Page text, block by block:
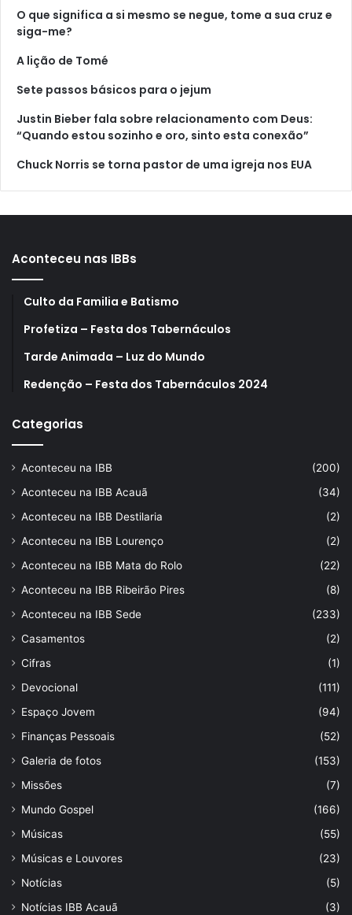
O que significa a si mesmo se negue, tome a sua cruz e
siga-me?
A lição de Tomé
Sete passos básicos para o jejum
Justin Bieber fala sobre relacionamento com Deus:
“Quando estou sozinho e oro, sinto esta conexão”
Chuck Norris se torna pastor de uma igreja nos EUA
Aconteceu nas IBBs
Culto da Familia e Batismo
Profetiza – Festa dos Tabernáculos
Tarde Animada – Luz do Mundo
Redenção – Festa dos Tabernáculos 2024
Categorias
Aconteceu na IBB
(200)
Aconteceu na IBB Acauã
(34)
Aconteceu na IBB Destilaria
(2)
Aconteceu na IBB Lourenço
(2)
Aconteceu na IBB Mata do Rolo
(22)
Aconteceu na IBB Ribeirão Pires
(8)
Aconteceu na IBB Sede
(233)
Casamentos
(2)
Cifras
(1)
Devocional
(111)
Espaço Jovem
(94)
Finanças Pessoais
(52)
Galeria de fotos
(153)
Missões
(7)
Mundo Gospel
(166)
Músicas
(55)
Músicas e Louvores
(23)
Notícias
(5)
Notícias IBB Acauã
(3)